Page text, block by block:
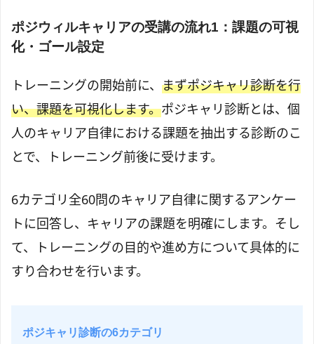
ポジウィルキャリアの受講の流れ1：課題の可視
化・ ゴール設定
トレーニングの開始前に、 まずポジキャリ診断を行
い、課題を可視化します。ポジキャリ診断とは、個
人のキャリア自律における課題を抽出する診断のこ
とで、トレーニング前後に受けます。
6カテゴリ全60問のキャリア自律に関するアンケー
トに回答し、キャリアの課題を明確にします。そし
て、トレーニングの目的や進め方について具体的に
すり合わせを行います。
ポジキャリ診断の6カテゴリ